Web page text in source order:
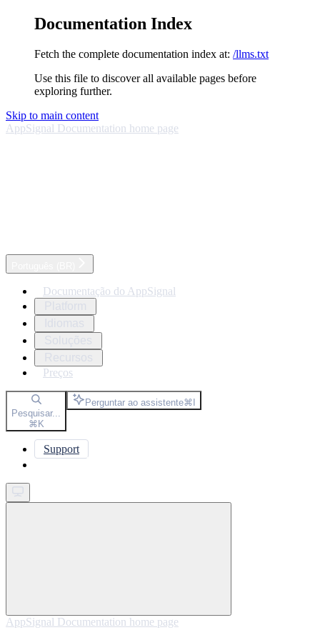
Documentation Index
Fetch the complete documentation index at: /llms.txt
Use this file to discover all available pages before
exploring further.
Skip to main content
AppSignal Documentation home page
Documentação do AppSignal
Preços
Pesquisar...
⌘K
Perguntar ao assistente⌘I
Support
AppSignal Documentation home page